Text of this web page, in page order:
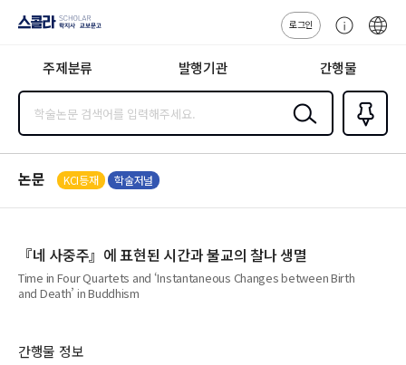
지사·교보문고
로그인
센
주제분류 발행기관 간행물
검색
즐겨찾
기0
논문 KCI등재 학술저널
『네 사중주』에 표현된 시간과 불교의 찰나 생멸
Time in Four Quartets and ‘Instantaneous Changes between Birth
and Death’ in Buddhism
간행물 정보